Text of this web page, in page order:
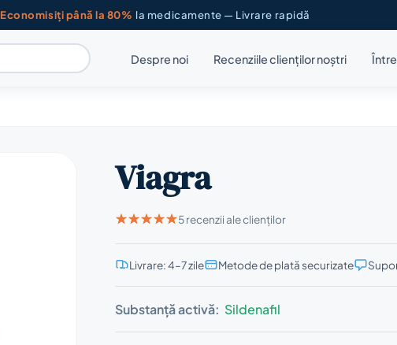
Economisiți până la 80% la medicamente — Livrare rapidă
Despre noi Recenziile clienților noștri
Viagra
5 recenzii ale clienților
Livrare: 4–7 zile Metode de plată securizate
Substanță activă: Sildenafil